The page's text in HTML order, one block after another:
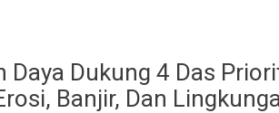
Dukung 4 Das
Banjir, Dan